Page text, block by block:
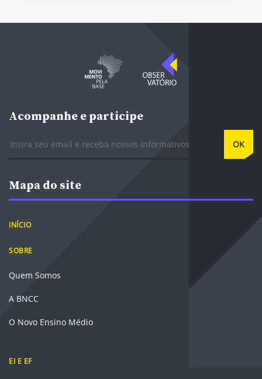
Acompanhe e participe
OK
Mapa do site
INÍCIO
SOBRE
Quem Somos
A BNCC
O Novo Ensino Médio
EI E EF